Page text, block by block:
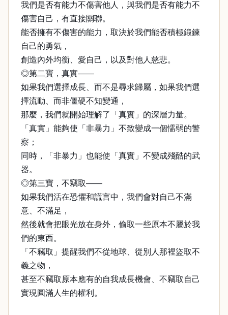
我們是否有能力不傷害他人，與我們是否有能力不
傷害自己，有直接關聯。
能否擁有不傷害的能力，取決於我們能否積極鍛鍊
自己的勇氣，
創造內外均衡、愛自己，以及對他人慈悲。
◎第二寶，真實——
如果我們選擇成長、而不是尋求歸屬，如果我們選
擇流動、而非僵硬不知變通，
那麼，我們就開始理解了「真實」的深層力量。
「真實」能夠使「非暴力」不致變成一個懦弱的警
察；
同時，「非暴力」也能使「真實」不變成殘酷的武
器。
◎第三寶，不竊取——
如果我們活在恐懼和謊言中，我們會對自己不滿
意、不滿足，
然後就會把眼光放在身外，偷取一些原本不屬於我
們的東西。
「不竊取」提醒我們不從地球、從別人那裡盜取不
義之物，
甚至不竊取原本應有的自我成長機會、不竊取自己
實現圓滿人生的權利。